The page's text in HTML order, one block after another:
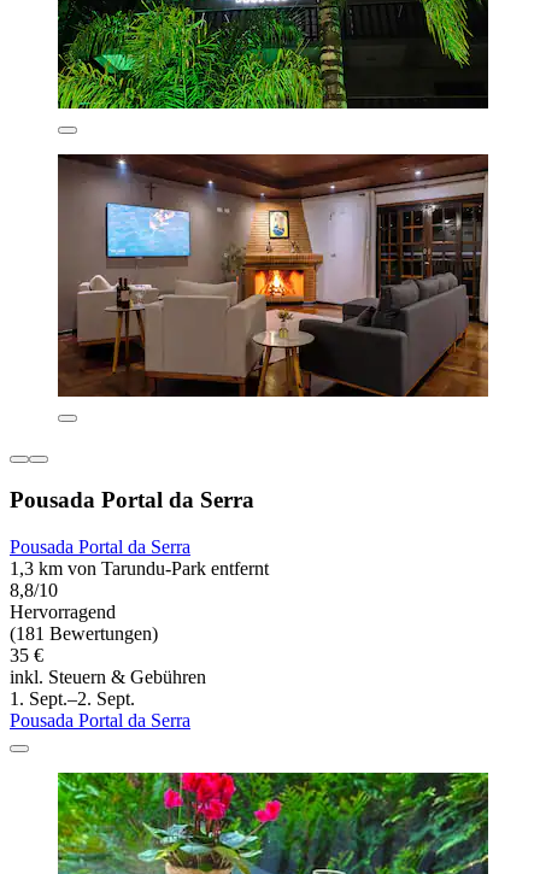
Pousada Portal da Serra
Pousada Portal da Serra
1,3 km von Tarundu-Park entfernt
8,8/10
Hervorragend
(181 Bewertungen)
35 €
inkl. Steuern & Gebühren
1. Sept.–2. Sept.
Pousada Portal da Serra